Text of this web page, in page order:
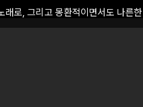
래로, 그리고 몽환적이면서도 나른한